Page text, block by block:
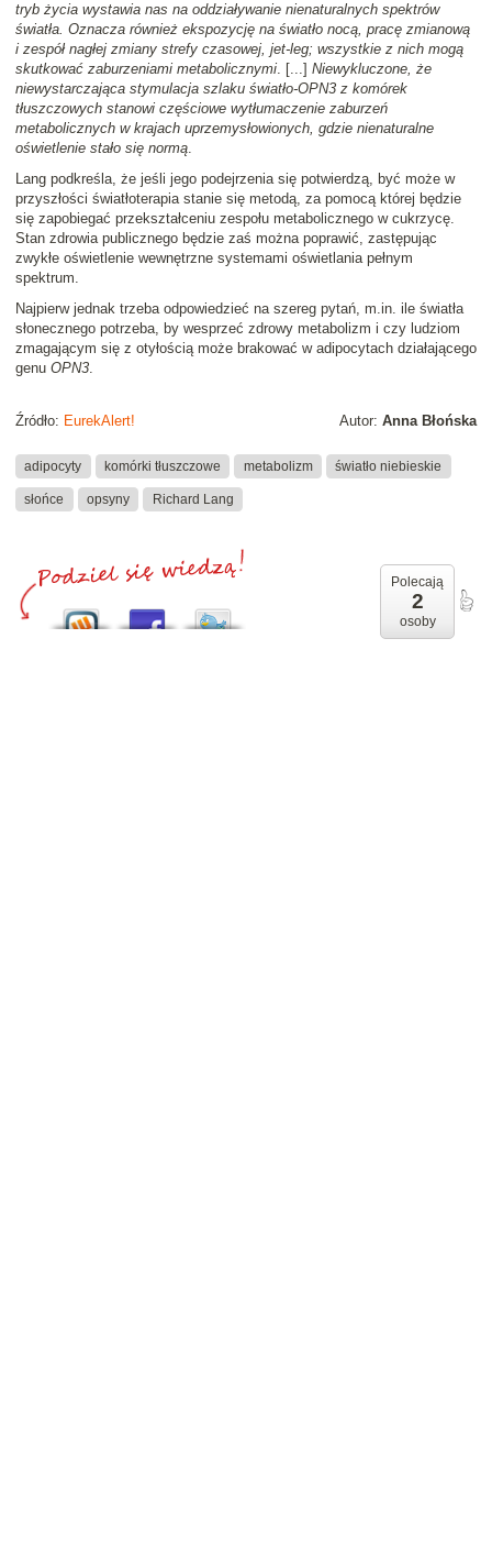
tryb życia wystawia nas na oddziaływanie nienaturalnych spektrów
światła. Oznacza również ekspozycję na światło nocą, pracę zmianową
i zespół nagłej zmiany strefy czasowej, jet-leg; wszystkie z nich mogą
skutkować zaburzeniami metabolicznymi. [...] Niewykluczone, że
niewystarczająca stymulacja szlaku światło-OPN3 z komórek
tłuszczowych stanowi częściowe wytłumaczenie zaburzeń
metabolicznych w krajach uprzemysłowionych, gdzie nienaturalne
oświetlenie stało się normą.
Lang podkreśla, że jeśli jego podejrzenia się potwierdzą, być może w
przyszłości światłoterapia stanie się metodą, za pomocą której będzie
się zapobiegać przekształceniu zespołu metabolicznego w cukrzycę.
Stan zdrowia publicznego będzie zaś można poprawić, zastępując
zwykłe oświetlenie wewnętrzne systemami oświetlania pełnym
spektrum.
Najpierw jednak trzeba odpowiedzieć na szereg pytań, m.in. ile światła
słonecznego potrzeba, by wesprzeć zdrowy metabolizm i czy ludziom
zmagającym się z otyłością może brakować w adipocytach działającego
genu OPN3.
Autor: Anna Błońska
Źródło: EurekAlert!
adipocyty komórki tłuszczowe metabolizm światło niebieskie
słońce opsyny Richard Lang
Polecają
2
osoby